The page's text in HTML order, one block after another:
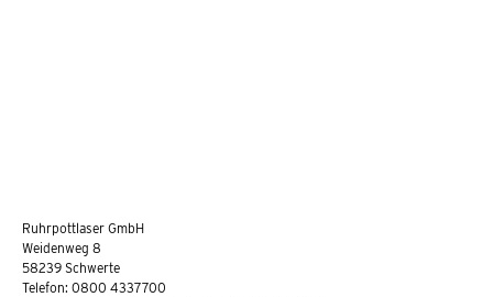
Ruhrpottlaser GmbH
Weidenweg 8
58239 Schwerte
Telefon: 0800 4337700